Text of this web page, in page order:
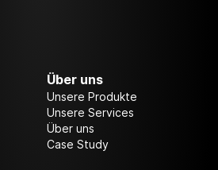
Über uns
Unsere Produkte
Unsere Services
Über uns
Case Study